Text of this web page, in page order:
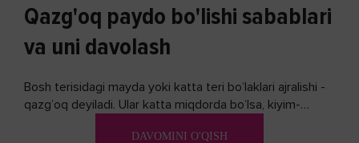
Qazg'oq paydo bo'lishi sabablari
va uni davolash
Bosh terisidagi mayda yoki katta teri bo’laklari ajralishi -
qazg’oq deyiladi. Ular katta miqdorda bo’lsa, kiyim-
DAVOMINI O'QISH